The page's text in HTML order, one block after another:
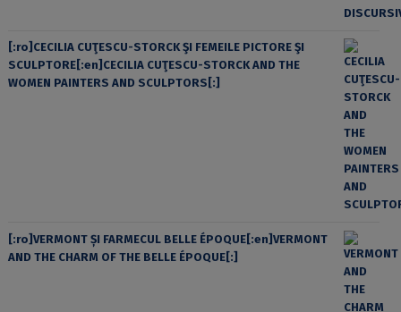
[:ro]CECILIA CUŢESCU-STORCK ŞI FEMEILE PICTORE ŞI
SCULPTORE[:en]CECILIA CUŢESCU-STORCK AND THE
WOMEN PAINTERS AND SCULPTORS[:]
[:ro]VERMONT ȘI FARMECUL BELLE ÉPOQUE[:en]VERMONT
AND THE CHARM OF THE BELLE ÉPOQUE[:]